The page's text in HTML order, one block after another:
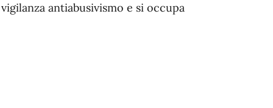
antiabusivismo e si occupa